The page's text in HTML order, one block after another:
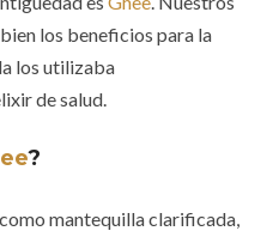
los beneficios para la
los utilizaba
de salud.
?
mantequilla clarificada,